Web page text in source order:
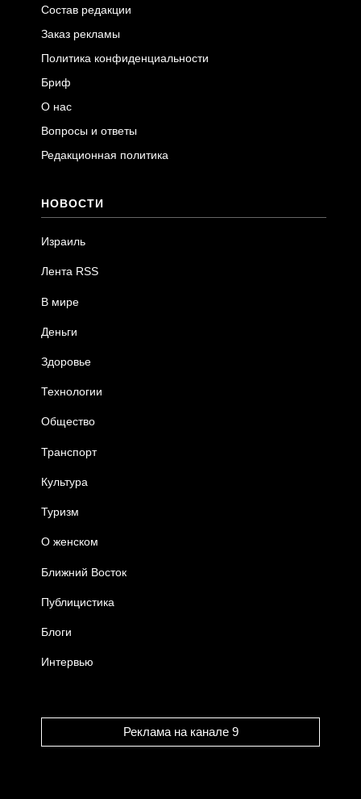
Состав редакции
Заказ рекламы
Политика конфиденциальности
Бриф
О нас
Вопросы и ответы
Редакционная политика
НОВОСТИ
Израиль
Лента RSS
В мире
Деньги
Здоровье
Технологии
Общество
Транспорт
Культура
Туризм
О женском
Ближний Восток
Публицистика
Блоги
Интервью
Реклама на канале 9